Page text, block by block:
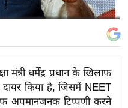
मंत्री धर्मेंद्र प्रधान के खिलाफ
दायर किया है, जिसमें NEET
अपमानजनक टिप्पणी करने